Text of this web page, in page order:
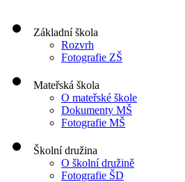
Základní škola
Rozvrh
Fotografie ZŠ
Mateřská škola
O mateřské škole
Dokumenty MŠ
Fotografie MŠ
Školní družina
O školní družině
Fotografie ŠD